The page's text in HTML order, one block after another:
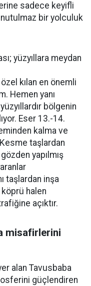
sadece keyifli
bir yolculuk
yüzyıllara meydan
kılan en önemli
Hemen yanı
bölgenin
Eser 13.-14.
kalma ve
taşlardan
yapılmış
taşlardan inşa
halen
açıktır.
misafirlerini
alan Tavusbaba
güçlendiren